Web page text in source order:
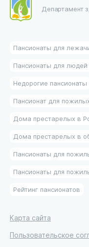
Департамент
Пансионаты для
Пансионаты для
Недорогие пансионаты
Пансионат для
Дома престарелых в
Дома престарелых в
Пансионаты для
Пансионаты для
Рейтинг пансионатов
Карта сайта
Пользовательское